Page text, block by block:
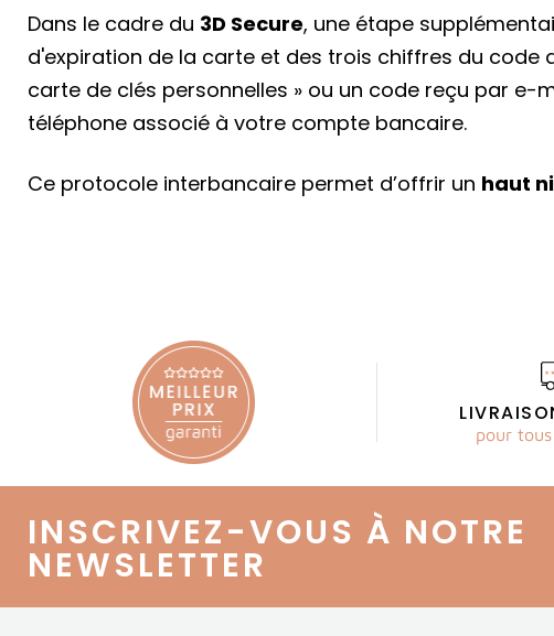
Dans le cadre du 3D Secure, une étape
d'expiration de la carte et des trois chiffres du code
carte de clés personnelles » ou un code reçu par e-
téléphone associé à votre compte bancaire.
Ce protocole interbancaire permet d’offrir un haut
pour
INSCRIVEZ-VOUS À NOTRE
NEWSLETTER